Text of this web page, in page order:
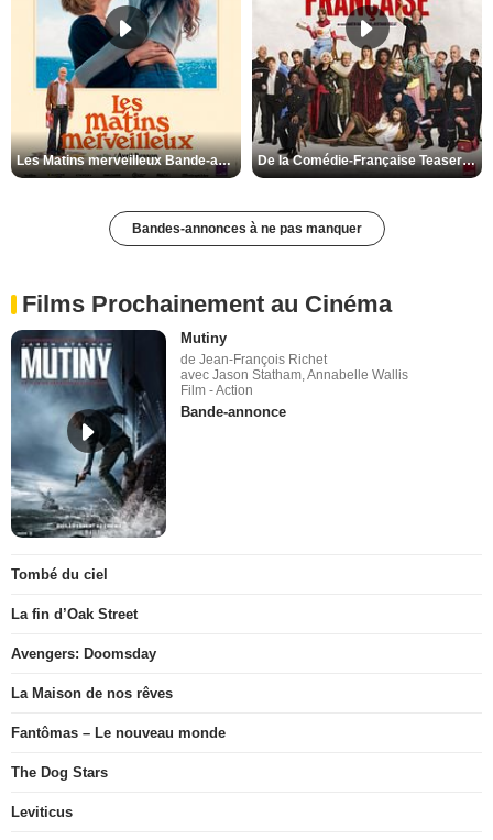
Les Matins merveilleux Bande-annonce VF De la Comédie-Française Teaser VF
Bandes-annonces à ne pas manquer
Films Prochainement au Cinéma
Mutiny
de Jean-François Richet
avec Jason Statham, Annabelle Wallis
Film - Action
Bande-annonce
Tombé du ciel
La fin d’Oak Street
Avengers: Doomsday
La Maison de nos rêves
Fantômas – Le nouveau monde
The Dog Stars
Leviticus